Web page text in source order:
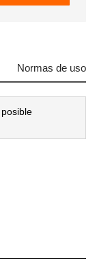
Normas de uso